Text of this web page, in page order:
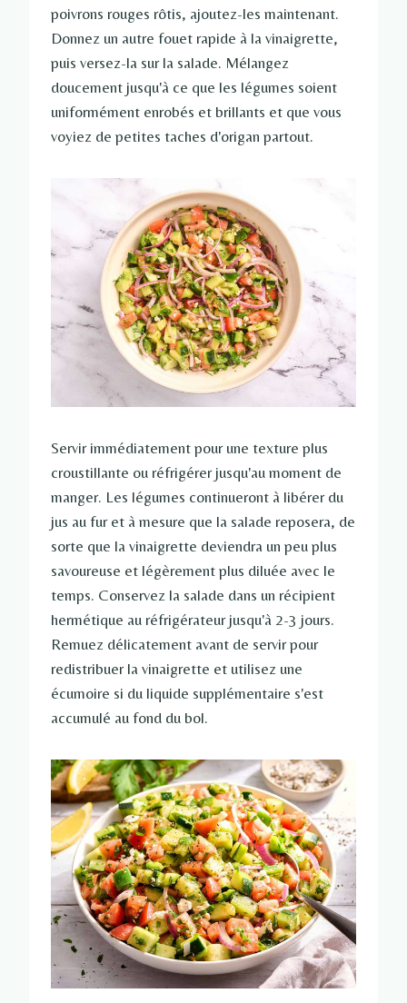
poivrons rouges rôtis, ajoutez-les maintenant.
Donnez un autre fouet rapide à la vinaigrette,
puis versez-la sur la salade. Mélangez
doucement jusqu'à ce que les légumes soient
uniformément enrobés et brillants et que vous
voyiez de petites taches d'origan partout.
Servir immédiatement pour une texture plus
croustillante ou réfrigérer jusqu'au moment de
manger. Les légumes continueront à libérer du
jus au fur et à mesure que la salade reposera, de
sorte que la vinaigrette deviendra un peu plus
savoureuse et légèrement plus diluée avec le
temps. Conservez la salade dans un récipient
hermétique au réfrigérateur jusqu'à 2-3 jours.
Remuez délicatement avant de servir pour
redistribuer la vinaigrette et utilisez une
écumoire si du liquide supplémentaire s'est
accumulé au fond du bol.